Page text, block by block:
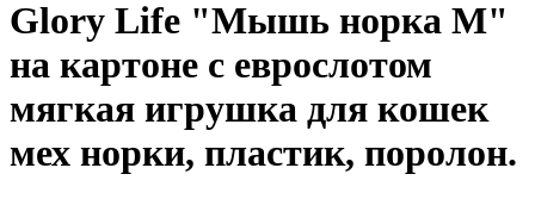
Glory Life "Мышь норка М"
на картоне с еврослотом
мягкая игрушка для кошек
мех норки, пластик, поролон.